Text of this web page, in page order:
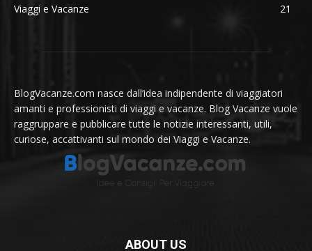
Viaggi e Vacanze
21
BlogVacanze.com nasce dall’idea indipendente di viaggiatori
amanti e professionisti di viaggi e vacanze. Blog Vacanze vuole
raggruppare e pubblicare tutte le notizie interessanti, utili,
curiose, accattivanti sul mondo dei Viaggi e Vacanze.
ABOUT US